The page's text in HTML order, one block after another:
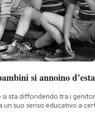
si annoino
si sta diffondendo tra i
un suo senso educativo a